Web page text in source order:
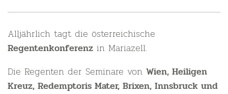
Alljährlich tagt die österreichische
Regentenkonferenz in Mariazell.
Die Regenten der Seminare von Wien, Heiligen
Kreuz, Redemptoris Mater, Brixen, Innsbruck und